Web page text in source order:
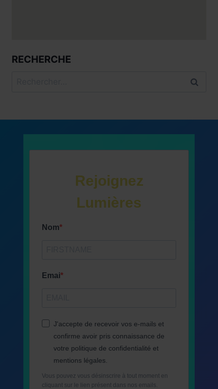
RECHERCHE
Rejoignez
Lumières
Nom
Emai
J'accepte de recevoir vos e-mails et
confirme avoir pris connaissance de
votre politique de confidentialité et
mentions légales.
Vous pouvez vous désinscrire à tout moment en
cliquant sur le lien présent dans nos emails.